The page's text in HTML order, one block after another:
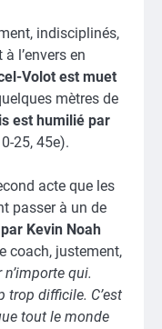
indisciplinés,
l’envers en
Volot est muet
mètres de
est humilié par
25, 45e).
acte que les
passer à un de
Kevin Noah
coach, justement,
n’importe qui.
trop difficile. C’est
tout le monde